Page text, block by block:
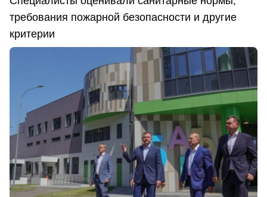
требования пожарной безопасности и другие
критерии